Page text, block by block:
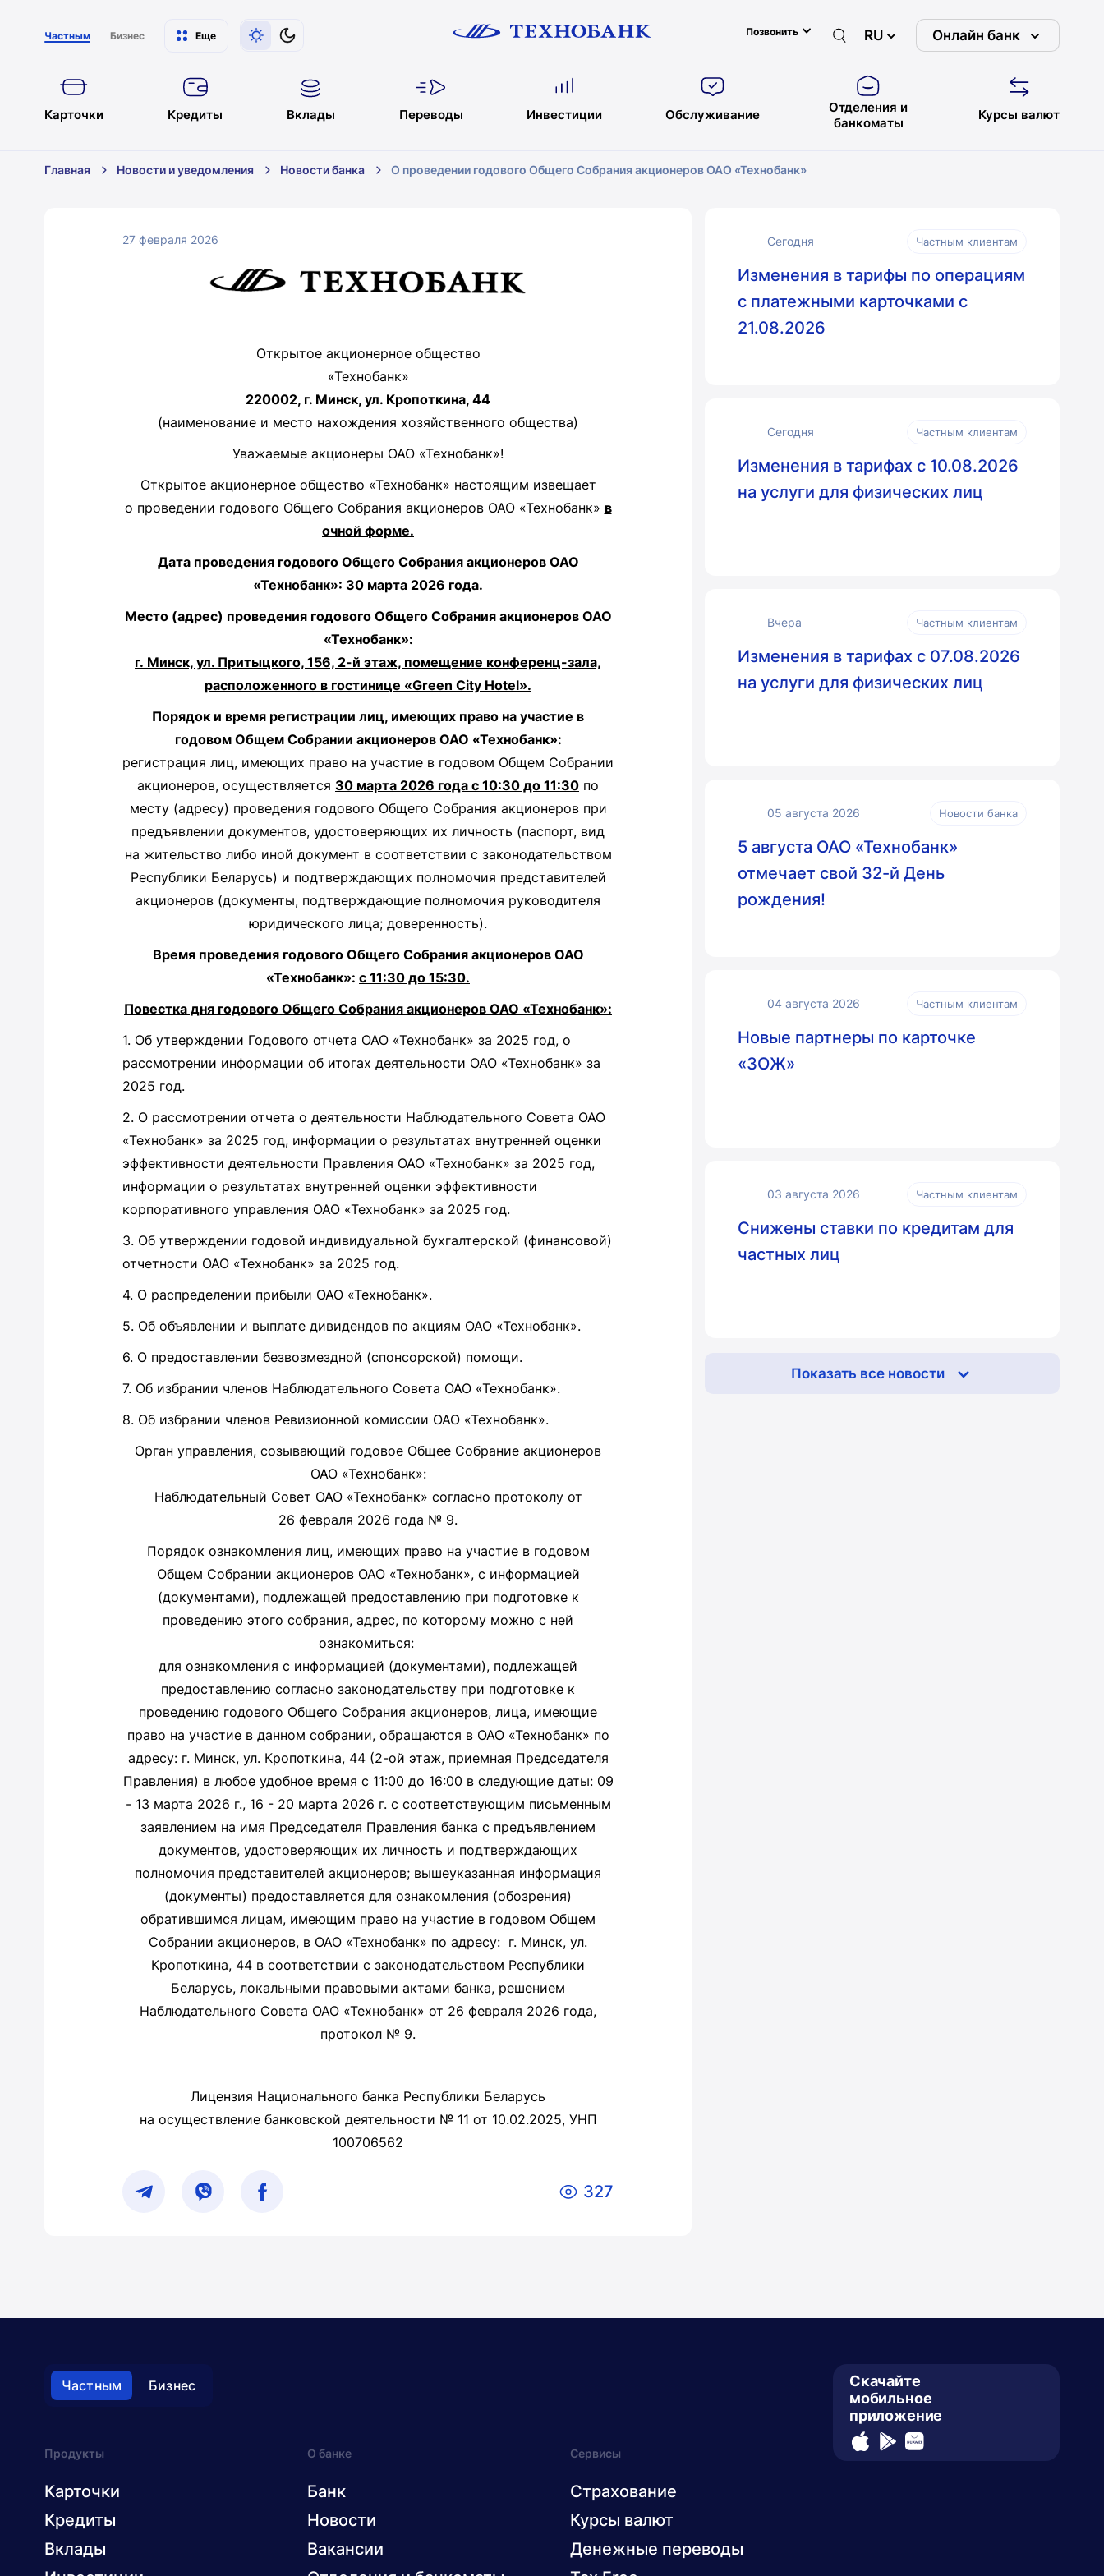
Частным Бизнес Еще Позвонить RU Онлайн банк
Карточки Кредиты Вклады Переводы Инвестиции Обслуживание
Отделения и
банкоматы
Курсы валют
Главная Новости и уведомления Новости банка О проведении годового Общего Собрания акционеров ОАО «Технобанк»
27 февраля 2026
Открытое акционерное общество
«Технобанк»
220002, г. Минск, ул. Кропоткина, 44
(наименование и место нахождения хозяйственного общества)
Уважаемые акционеры ОАО «Технобанк»!
Открытое акционерное общество «Технобанк» настоящим извещает
о проведении годового Общего Собрания акционеров ОАО «Технобанк» в
очной форме.
Дата проведения годового Общего Собрания акционеров ОАО
«Технобанк»: 30 марта 2026 года.
Место (адрес) проведения годового Общего Собрания акционеров ОАО
«Технобанк»:
г. Минск, ул. Притыцкого, 156, 2-й этаж, помещение конференц-зала,
расположенного в гостинице «Green City Hotel».
Порядок и время регистрации лиц, имеющих право на участие в
годовом Общем Собрании акционеров ОАО «Технобанк»:
регистрация лиц, имеющих право на участие в годовом Общем Собрании
акционеров, осуществляется 30 марта 2026 года с 10:30 до 11:30 по
месту (адресу) проведения годового Общего Собрания акционеров при
предъявлении документов, удостоверяющих их личность (паспорт, вид
на жительство либо иной документ в соответствии с законодательством
Республики Беларусь) и подтверждающих полномочия представителей
акционеров (документы, подтверждающие полномочия руководителя
юридического лица; доверенность).
Время проведения годового Общего Собрания акционеров ОАО
«Технобанк»: с 11:30 до 15:30.
Повестка дня годового Общего Собрания акционеров ОАО «Технобанк»:
1. Об утверждении Годового отчета ОАО «Технобанк» за 2025 год, о
рассмотрении информации об итогах деятельности ОАО «Технобанк» за
2025 год.
2. О рассмотрении отчета о деятельности Наблюдательного Совета ОАО
«Технобанк» за 2025 год, информации о результатах внутренней оценки
эффективности деятельности Правления ОАО «Технобанк» за 2025 год,
информации о результатах внутренней оценки эффективности
корпоративного управления ОАО «Технобанк» за 2025 год.
3. Об утверждении годовой индивидуальной бухгалтерской (финансовой)
отчетности ОАО «Технобанк» за 2025 год.
4. О распределении прибыли ОАО «Технобанк».
5. Об объявлении и выплате дивидендов по акциям ОАО «Технобанк».
6. О предоставлении безвозмездной (спонсорской) помощи.
7. Об избрании членов Наблюдательного Совета ОАО «Технобанк».
8. Об избрании членов Ревизионной комиссии ОАО «Технобанк».
Орган управления, созывающий годовое Общее Собрание акционеров
ОАО «Технобанк»:
Наблюдательный Совет ОАО «Технобанк» согласно протоколу от
26 февраля 2026 года № 9.
Порядок ознакомления лиц, имеющих право на участие в годовом
Общем Собрании акционеров ОАО «Технобанк», с информацией
(документами), подлежащей предоставлению при подготовке к
проведению этого собрания, адрес, по которому можно с ней
ознакомиться:
для ознакомления с информацией (документами), подлежащей
предоставлению согласно законодательству при подготовке к
проведению годового Общего Собрания акционеров, лица, имеющие
право на участие в данном собрании, обращаются в ОАО «Технобанк» по
адресу: г. Минск, ул. Кропоткина, 44 (2-ой этаж, приемная Председателя
Правления) в любое удобное время с 11:00 до 16:00 в следующие даты: 09
- 13 марта 2026 г., 16 - 20 марта 2026 г. с соответствующим письменным
заявлением на имя Председателя Правления банка с предъявлением
документов, удостоверяющих их личность и подтверждающих
полномочия представителей акционеров; вышеуказанная информация
(документы) предоставляется для ознакомления (обозрения)
обратившимся лицам, имеющим право на участие в годовом Общем
Собрании акционеров, в ОАО «Технобанк» по адресу: г. Минск, ул.
Кропоткина, 44 в соответствии с законодательством Республики
Беларусь, локальными правовыми актами банка, решением
Наблюдательного Совета ОАО «Технобанк» от 26 февраля 2026 года,
протокол № 9.
Лицензия Национального банка Республики Беларусь
на осуществление банковской деятельности № 11 от 10.02.2025, УНП
100706562
327
Сегодня Частным клиентам
Изменения в тарифы по операциям
с платежными карточками с
21.08.2026
Сегодня Частным клиентам
Изменения в тарифах с 10.08.2026
на услуги для физических лиц
Вчера Частным клиентам
Изменения в тарифах с 07.08.2026
на услуги для физических лиц
05 августа 2026 Новости банка
5 августа ОАО «Технобанк»
отмечает свой 32-й День
рождения!
04 августа 2026 Частным клиентам
Новые партнеры по карточке
«ЗОЖ»
03 августа 2026 Частным клиентам
Снижены ставки по кредитам для
частных лиц
Показать все новости
Частным Бизнес
Продукты
Карточки
Кредиты
Вклады
О банке
Банк
Новости
Вакансии
Сервисы
Страхование
Курсы валют
Денежные переводы
Скачайте
мобильное
приложение